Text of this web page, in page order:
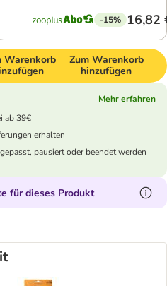
-15% 16,82
Warenkorb
Zum Warenkorb
hinzufügen
Mehr erfahren
ab 39€
erhalten
pausiert oder beendet werden
für dieses Produkt